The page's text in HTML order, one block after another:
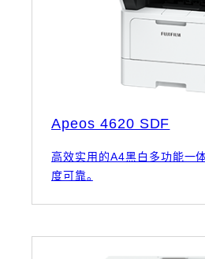
Apeos 4620 SDF
高效实用的A4黑白多功能一
度可靠。